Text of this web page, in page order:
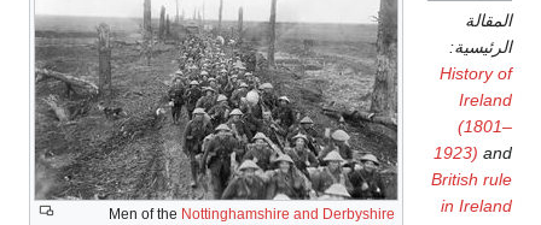
Men of the Nottinghamshire and Derbyshire
المقالة
الرئيسية:
History of
Ireland
(1801–
1923) and
British rule
in Ireland